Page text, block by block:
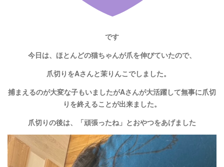
です
今日は、ほとんどの猫ちゃんが爪を伸びていたので、
爪切りをAさんと茉りんこでしました。
捕まえるのが大変な子もいましたがAさんが大活躍して無事に爪切
りを終えることが出来ました。
爪切りの後は、「頑張ったね」とおやつをあげました